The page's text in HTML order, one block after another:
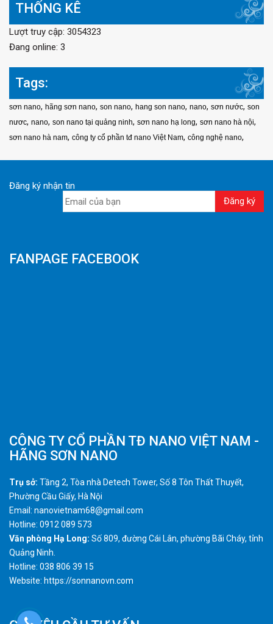
THỐNG KÊ
Lượt truy cập: 3054323
Đang online: 3
Tags:
sơn nano, hãng sơn nano, son nano, hang son nano, nano, sơn nước, son
nươc, nano, son nano tại quảng ninh, sơn nano hạ long, sơn nano hà nội,
sơn nano hà nam, công ty cổ phần tđ nano Việt Nam, công nghệ nano,
Đăng ký nhận tin
FANPAGE FACEBOOK
CÔNG TY CỔ PHẦN TĐ NANO VIỆT NAM -
HÃNG SƠN NANO
Trụ sở: Tầng 2, Tòa nhà Detech Tower, Số 8 Tôn Thất Thuyết,
Phường Cầu Giấy, Hà Nội
Email: nanovietnam68@gmail.com
Hotline: 0912 089 573
Văn phòng Hạ Long: Số 809, đường Cái Lân, phường Bãi Cháy, tỉnh
Quảng Ninh.
Hotline: 038 806 39 15
Website: https://sonnanovn.com